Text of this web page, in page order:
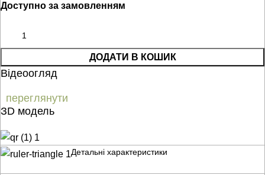
Доступно за замовленням
ДОДАТИ В КОШИК
Відеоогляд
переглянути
ЗD модель
Детальні характеристики